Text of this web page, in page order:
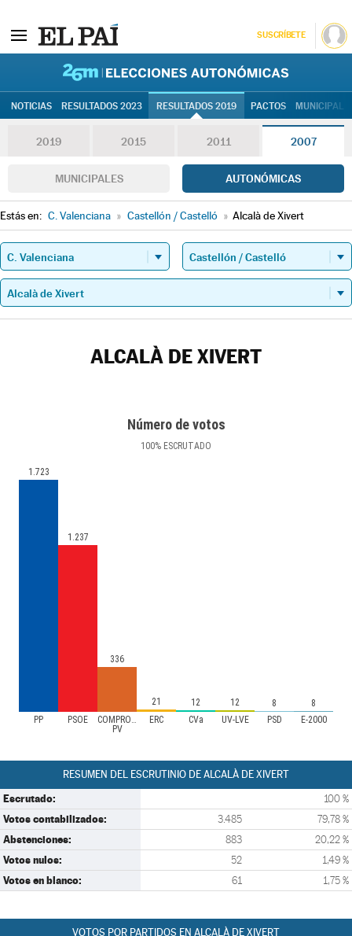
SUSCRÍBETE
NOTICIAS RESULTADOS 2023 RESULTADOS 2019 PACTOS
2019 2015 2011 2007
MUNICIPALES AUTONÓMICAS
Estás en: C. Valenciana » Castellón / Castelló » Alcalà de Xivert
ALCALÀ DE XIVERT
Número de votos
100% ESCRUTADO
PP PSOE
COMPROMIS
PV
ERC CVa UV-LVE PSD E-2000
1.723
1.237
336
21 12 12 8 8
RESUMEN DEL ESCRUTINIO DE ALCALÀ DE XIVERT
Escrutado: 100 %
Votos contabilizados: 3.485 79,78 %
Abstenciones: 883 20,22 %
Votos nulos: 52 1,49 %
Votos en blanco: 61 1,75 %
VOTOS POR PARTIDOS EN ALCALÀ DE XIVERT